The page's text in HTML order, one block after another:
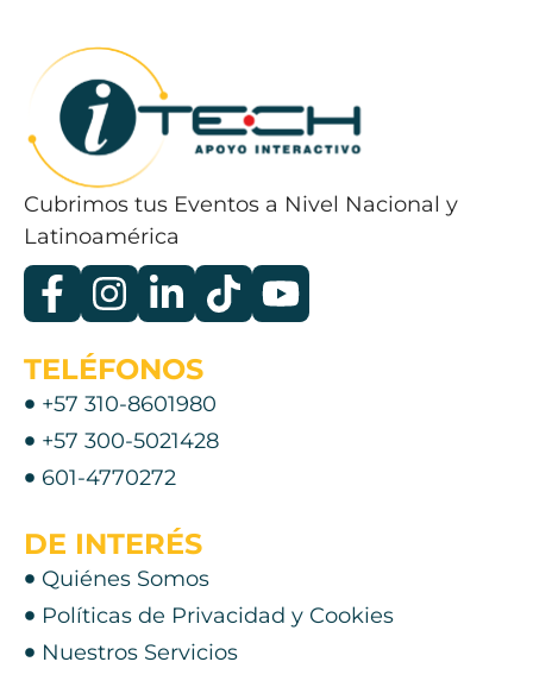
Cubrimos tus Eventos a Nivel Nacional y
Latinoamérica
TELÉFONOS
+57 310-8601980
+57 300-5021428
601-4770272
DE INTERÉS
Quiénes Somos
Políticas de Privacidad y Cookies
Nuestros Servicios